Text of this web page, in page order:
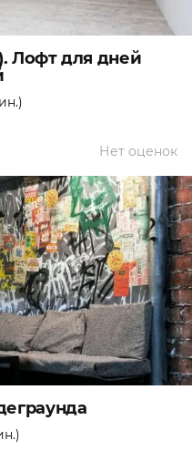
Лофт для дней
Нет оценок